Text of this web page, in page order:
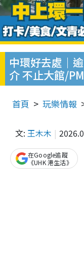
中環好去處｜
介 不止大館/
首頁 玩樂情報
文: 王木木
在Google追蹤
《UHK 港生活》